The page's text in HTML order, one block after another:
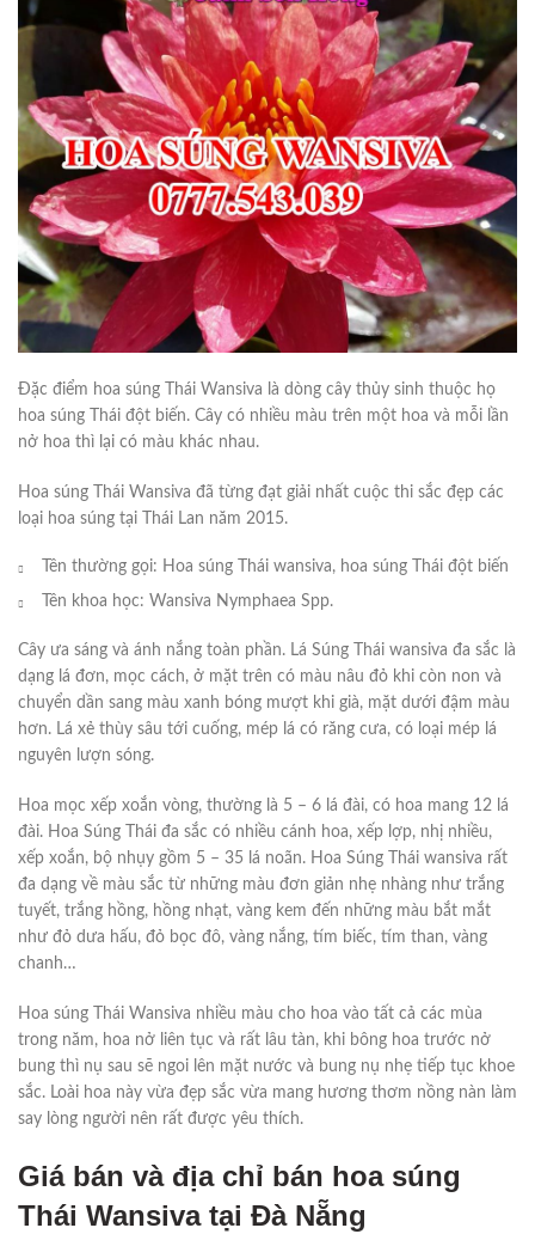
Đặc điểm hoa súng Thái Wansiva là dòng cây thủy sinh thuộc họ
hoa súng Thái đột biến. Cây có nhiều màu trên một hoa và mỗi lần
nở hoa thì lại có màu khác nhau.
Hoa súng Thái Wansiva đã từng đạt giải nhất cuộc thi sắc đẹp các
loại hoa súng tại Thái Lan năm 2015.
Tên thường gọi: Hoa súng Thái wansiva, hoa súng Thái đột biến
Tên khoa học: Wansiva Nymphaea Spp.
Cây ưa sáng và ánh nắng toàn phần. Lá Súng Thái wansiva đa sắc là
dạng lá đơn, mọc cách, ở mặt trên có màu nâu đỏ khi còn non và
chuyển dần sang màu xanh bóng mượt khi già, mặt dưới đậm màu
hơn. Lá xẻ thùy sâu tới cuống, mép lá có răng cưa, có loại mép lá
nguyên lượn sóng.
Hoa mọc xếp xoắn vòng, thường là 5 – 6 lá đài, có hoa mang 12 lá
đài. Hoa Súng Thái đa sắc có nhiều cánh hoa, xếp lợp, nhị nhiều,
xếp xoắn, bộ nhụy gồm 5 – 35 lá noãn. Hoa Súng Thái wansiva rất
đa dạng về màu sắc từ những màu đơn giản nhẹ nhàng như trắng
tuyết, trắng hồng, hồng nhạt, vàng kem đến những màu bắt mắt
như đỏ dưa hấu, đỏ bọc đô, vàng nắng, tím biếc, tím than, vàng
chanh…
Hoa súng Thái Wansiva nhiều màu cho hoa vào tất cả các mùa
trong năm, hoa nở liên tục và rất lâu tàn, khi bông hoa trước nở
bung thì nụ sau sẽ ngoi lên mặt nước và bung nụ nhẹ tiếp tục khoe
sắc. Loài hoa này vừa đẹp sắc vừa mang hương thơm nồng nàn làm
say lòng người nên rất được yêu thích.
Giá bán và địa chỉ bán hoa súng
Thái Wansiva tại Đà Nẵng